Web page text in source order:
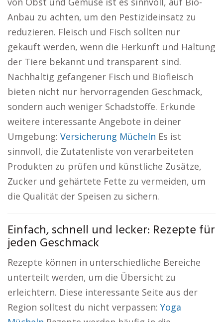
Anbau zu achten, um den Pestizideinsatz zu
reduzieren. Fleisch und Fisch sollten nur
gekauft werden, wenn die Herkunft und Haltung
der Tiere bekannt und transparent sind.
Nachhaltig gefangener Fisch und Biofleisch
bieten nicht nur hervorragenden Geschmack,
sondern auch weniger Schadstoffe. Erkunde
weitere interessante Angebote in deiner
Umgebung: Versicherung Mücheln Es ist
sinnvoll, die Zutatenliste von verarbeiteten
Produkten zu prüfen und künstliche Zusätze,
Zucker und gehärtete Fette zu vermeiden, um
die Qualität der Speisen zu sichern.
Einfach, schnell und lecker: Rezepte für
jeden Geschmack
Rezepte können in unterschiedliche Bereiche
unterteilt werden, um die Übersicht zu
erleichtern. Diese interessante Seite aus der
Region solltest du nicht verpassen: Yoga